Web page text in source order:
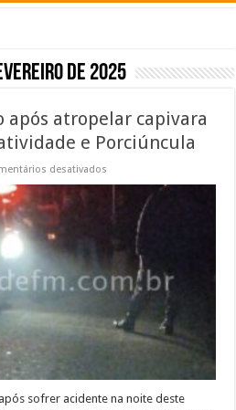
de 2025
atropelar capivara
e Porciúncula
desativados
atropelar
capivara
entre
Natividade
Porciúncula
sofrer acidente na noite deste